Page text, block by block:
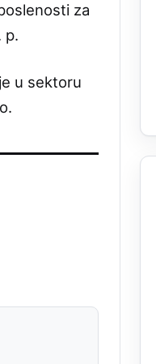
za
p.
u sektoru